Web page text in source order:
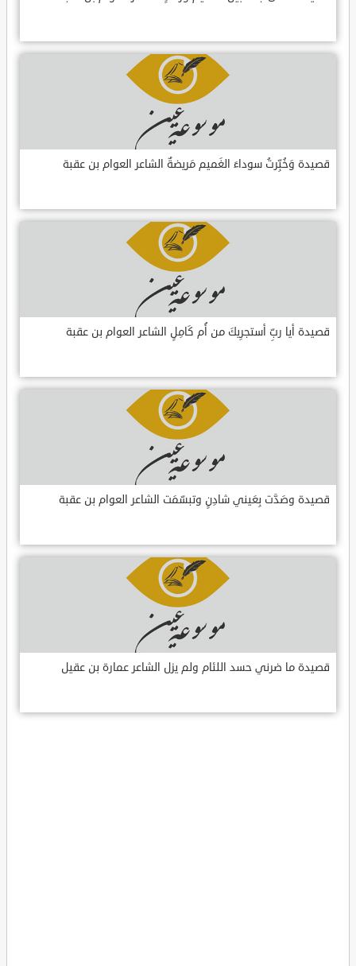
قصيدة وَخُبِّرتُ سوداءَ الغَميم مَريضةٌ الشاعر العوام بن عقبة
قصيدة أيا ربِّ أستجرِيكَ من أُم كَامِلٍ الشاعر العوام بن عقبة
قصيدة وصَدَّت بِعَيني شادِنٍ وتبسّمَت الشاعر العوام بن عقبة
قصيدة ما ضرني حسد اللئام ولم يزل الشاعر عمارة بن عقيل